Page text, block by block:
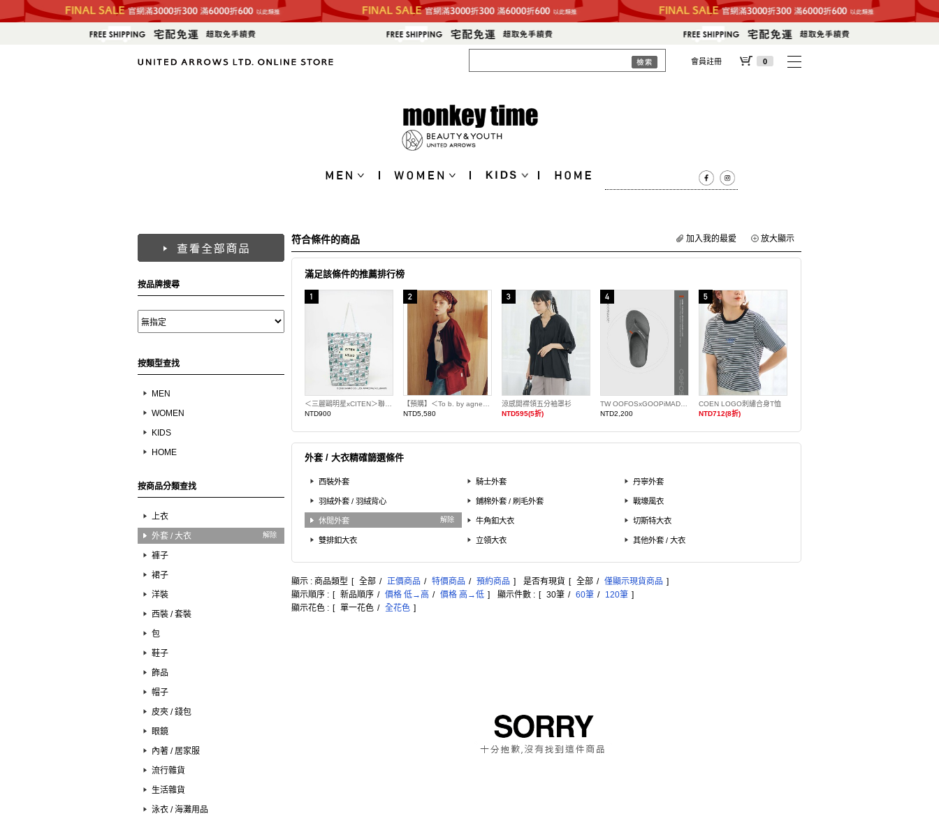
會員註冊 0
按品牌搜尋
按類型查找
MEN
WOMEN
KIDS
HOME
按商品分類查找
上衣
外套 / 大衣
解除
褲子
裙子
洋裝
西裝 / 套裝
包
鞋子
飾品
帽子
皮夾 / 錢包
眼鏡
內著 / 居家服
流行雜貨
生活雜貨
泳衣 / 海灘用品
符合條件的商品 放大顯示
加入我的最愛
滿足該條件的推薦排行榜
NTD900
NTD5,580
涼感開襟領五分袖罩衫
NTD595(5折)
NTD2,200
COEN LOGO刺繡合身T恤
NTD712(8折)
外套 / 大衣精確篩選條件
西裝外套 騎士外套 丹寧外套
羽絨外套 / 羽絨背心 鋪棉外套 / 刷毛外套 戰壕風衣
休閒外套 解除 牛角釦大衣 切斯特大衣
雙排釦大衣 立領大衣 其他外套 / 大衣
顯示 : 商品類型 [ 全部 / 正價商品 / 特價商品 / 預約商品 ] 是否有現貨 [ 全部 / 僅顯示現貨商品 ]
顯示順序 : [ 新品順序 / 價格 低→高 / 價格 高→低 ] 顯示件數 : [ 30筆 / 60筆 / 120筆 ]
顯示花色 : [ 單一花色 / 全花色 ]